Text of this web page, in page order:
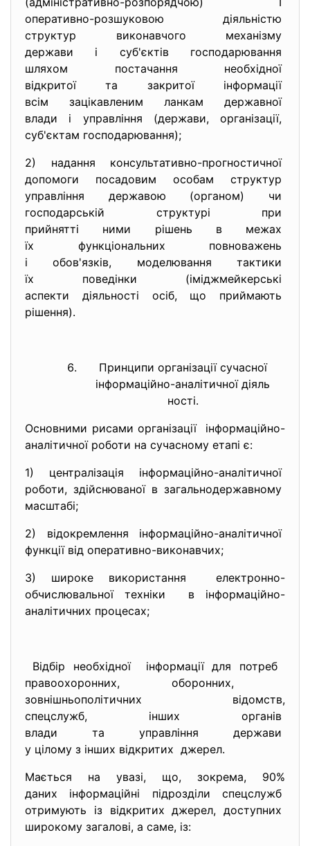
оперативно-розшуковою діяльністю
структур виконавчого механізму
держави і суб'єктів господарювання
шляхом постачання необхідної
відкритої та закритої інформації
всім зацікавленим ланкам державної
влади і управління (держави, організації,
суб'єктам господарювання);
2) надання консультативно-прогностичної
допомоги посадовим особам структур
управління державою (органом) чи
господарській структурі при
прийнятті ними рішень в межах
їх функціональних повноважень
і обов'язків, моделювання тактики
їх поведінки (іміджмейкерські
аспекти діяльності осіб, що приймають
рішення).
Принципи організації сучасної
інформаційно-аналітичної діяль
ності.
Основними рисами організації інформаційно-
аналітичної роботи на сучасному етапі є:
1) централізація інформаційно-аналітичної
роботи, здійснюваної в загальнодержавному
масштабі;
2) відокремлення інформаційно-аналітичної
функції від оперативно-виконавчих;
3) широке використання електронно-
обчислювальноїтехніки в інформаційно-
аналітичних процесах;
Відбір необхідної інформації для потреб
правоохоронних, оборонних,
зовнішньополітичних відомств,
спецслужб, інших органів
влади та управління держави
у цілому з інших відкритих джерел.
Мається на увазі, що, зокрема, 90%
даних інформаційні підрозділи спецслужб
отримують із відкритих джерел, доступних
широкому загалові, а саме, із: